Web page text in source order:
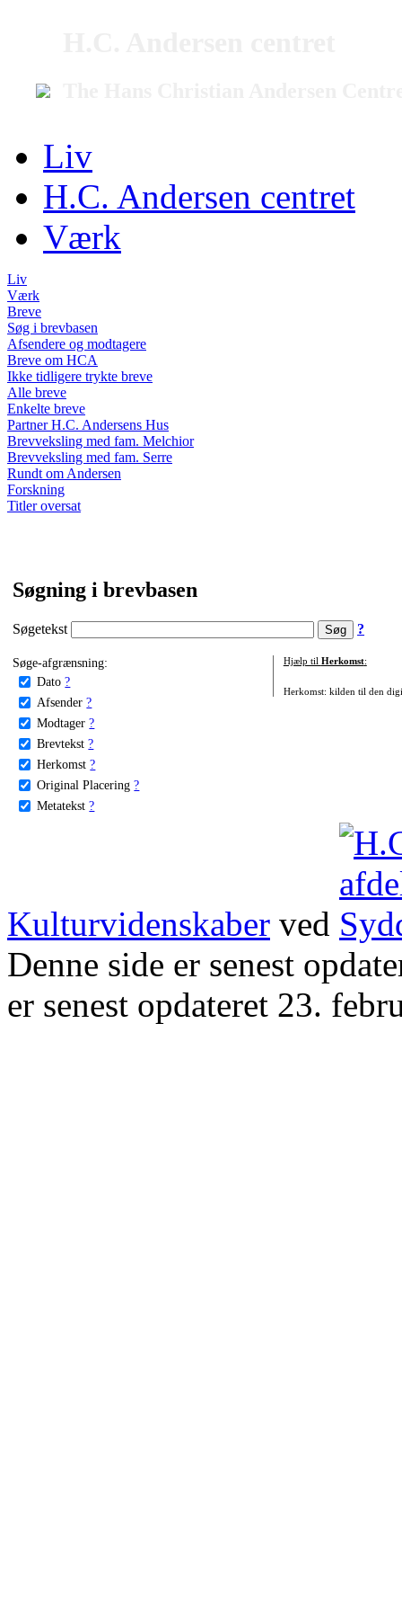
Liv
H.C. Andersen centret
Værk
Liv
Værk
Breve
Søg i brevbasen
Afsendere og modtagere
Breve om HCA
Ikke tidligere trykte breve
Alle breve
Enkelte breve
Partner H.C. Andersens Hus
Brevveksling med fam. Melchior
Brevveksling med fam. Serre
Rundt om Andersen
Forskning
Titler oversat
Søgning i brevbasen
Søgetekst ?
Søge-afgrænsning:
Dato ?
Afsender ?
Modtager ?
Brevtekst ?
Herkomst ?
Original Placering ?
Metatekst ?
Hjælp til Herkomst:
Herkomst: kilden til den
Kulturvidenskaber ved
Denne side er senest
er senest opdateret 23.